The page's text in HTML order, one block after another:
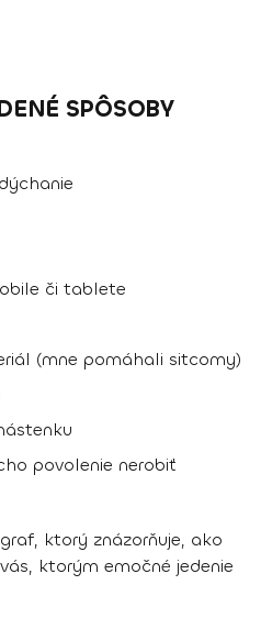
SPÔSOBY
či tablete
(mne pomáhali sitcomy)
povolenie nerobiť
ktorý znázorňuje, ako
ktorým emočné jedenie